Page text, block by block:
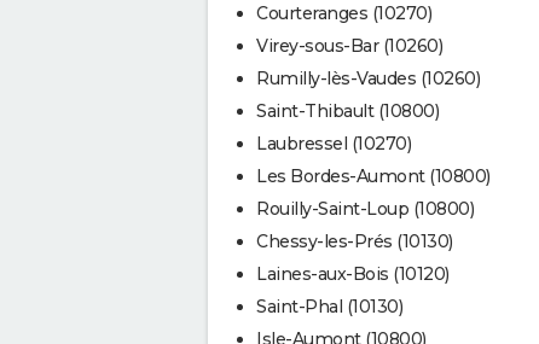
Courteranges (10270)
Virey-sous-Bar (10260)
Rumilly-lès-Vaudes (10260)
Saint-Thibault (10800)
Laubressel (10270)
Les Bordes-Aumont (10800)
Rouilly-Saint-Loup (10800)
Chessy-les-Prés (10130)
Laines-aux-Bois (10120)
Saint-Phal (10130)
Isle-Aumont (10800)